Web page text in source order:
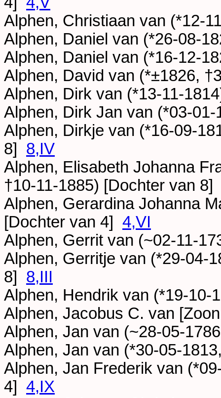
Alphen, Christiaan van (*12-
Alphen, Daniel van (*26-08-
Alphen, Daniel van (*16-12-
Alphen, David van (*±1826, †
Alphen, Dirk van (*13-11-1814
Alphen, Dirk Jan van (*03-01-
Alphen, Dirkje van (*16-09-
8] 8,IV
Alphen, Elisabeth Johanna
†10-11-1885) [Dochter van
Alphen, Gerardina Johanna
[Dochter van 4] 4,VI
Alphen, Gerrit van (~02-11-
Alphen, Gerritje van (*29-04-
8] 8,III
Alphen, Hendrik van (*19-10-
Alphen, Jacobus C. van
Alphen, Jan van (~28-05-1786
Alphen, Jan van (*30-05-1813
Alphen, Jan Frederik van (*
4] 4,IX